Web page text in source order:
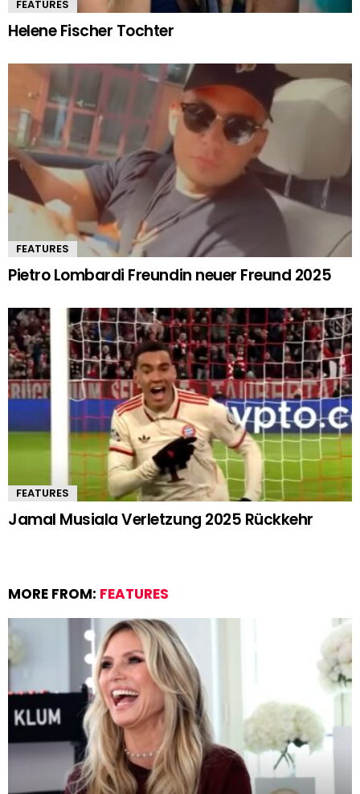
FEATURES
Helene Fischer Tochter
FEATURES
Pietro Lombardi Freundin neuer Freund 2025
FEATURES
Jamal Musiala Verletzung 2025 Rückkehr
MORE FROM: FEATURES